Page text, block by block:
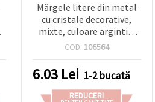
Mărgele litere din metal
cu cristale decorative,
mixte, culoare argintie,
15~21x8~17x4 mm,
COD: 106564
6.03 Lei 1-2 bucată
REDUCERI